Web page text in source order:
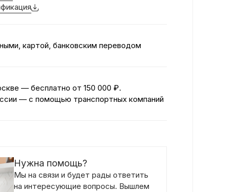
картой, банковским переводом
— бесплатно от 150 000 ₽.
— с помощью транспортных компаний
Нужна помощь?
Мы на связи и будет рады ответить
на интересующие вопросы. Вышлем